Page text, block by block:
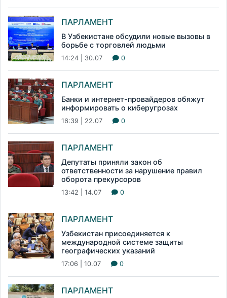
ПАРЛАМЕНТ
В Узбекистане обсудили новые вызовы в
борьбе с торговлей людьми
14:24 | 30.07 0
ПАРЛАМЕНТ
Банки и интернет-провайдеров обяжут
информировать о киберугрозах
16:39 | 22.07 0
ПАРЛАМЕНТ
Депутаты приняли закон об
ответственности за нарушение правил
оборота прекурсоров
13:42 | 14.07 0
ПАРЛАМЕНТ
Узбекистан присоединяется к
международной системе защиты
географических указаний
17:06 | 10.07 0
ПАРЛАМЕНТ